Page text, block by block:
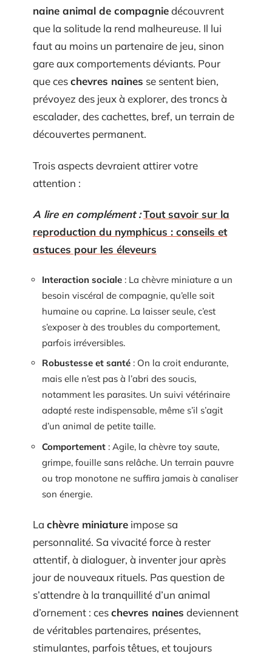
naine animal de compagniedécouvrent
que la solitude la rend malheureuse. Il lui
faut au moins un partenaire de jeu, sinon
gare aux comportements déviants. Pour
que ceschevres naines se sentent bien,
prévoyez des jeux à explorer, des troncs à
escalader, des cachettes, bref, un terrain de
découvertes permanent.
Trois aspects devraient attirer votre
attention :
A lire en complément :Tout savoir sur la
reproduction du nymphicus : conseils et
astuces pour les éleveurs
Interaction sociale : La chèvre miniature a un
besoin viscéral de compagnie, qu’elle soit
humaine ou caprine. La laisser seule, c’est
s’exposer à des troubles du comportement,
parfois irréversibles.
Robustesse et santé : On la croit endurante,
mais elle n’est pas à l’abri des soucis,
notamment les parasites. Un suivi vétérinaire
adapté reste indispensable, même s’il s’agit
d’un animal de petite taille.
Comportement : Agile, la chèvre toy saute,
grimpe, fouille sans relâche. Un terrain pauvre
ou trop monotone ne suffira jamais à canaliser
son énergie.
La chèvre miniature impose sa
personnalité. Sa vivacité force à rester
attentif, à dialoguer, à inventer jour après
jour de nouveaux rituels. Pas question de
s’attendre à la tranquillité d’un animal
d’ornement : ceschevres naines deviennent
de véritables partenaires, présentes,
stimulantes, parfois têtues, et toujours